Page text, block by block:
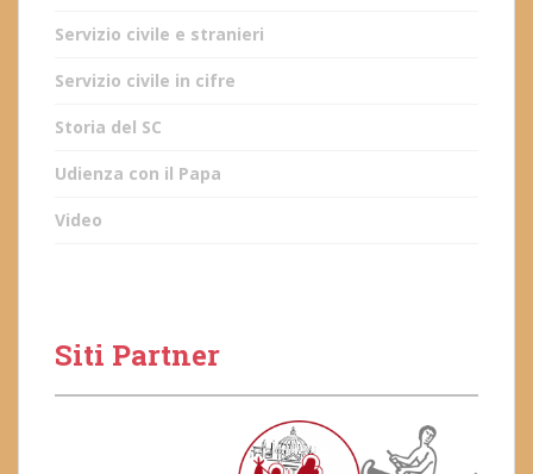
Servizio civile e stranieri
Servizio civile in cifre
Storia del SC
Udienza con il Papa
Video
Siti Partner